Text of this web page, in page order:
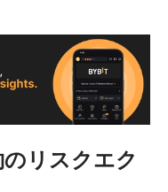
リスクエク